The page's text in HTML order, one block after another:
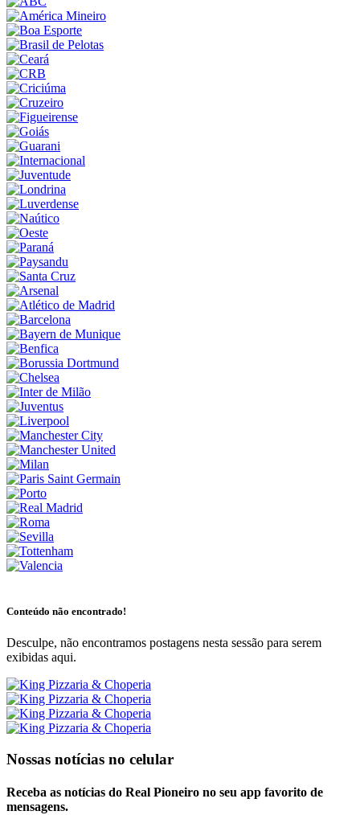
Conteúdo não encontrado!
Desculpe, não encontramos postagens nesta sessão para serem
exibidas aqui.
Nossas notícias no celular
Receba as notícias do Real Pioneiro no seu app favorito de
mensagens.